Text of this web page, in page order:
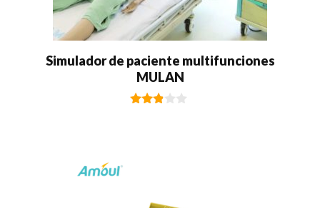
Simulador de paciente multifunciones
MULAN